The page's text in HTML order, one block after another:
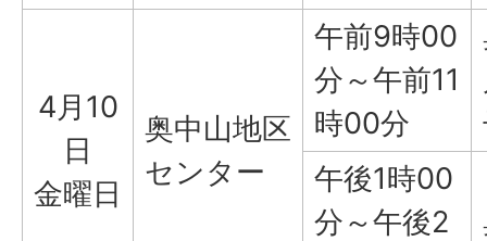
4月10
日
金曜日
奥中山地区
センター
午前9時00
分～午前11
時00分
午後1時00
分～午後2